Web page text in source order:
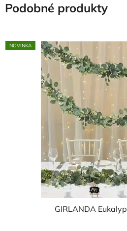
Podobné produkty
NOVINKA
GIRLANDA